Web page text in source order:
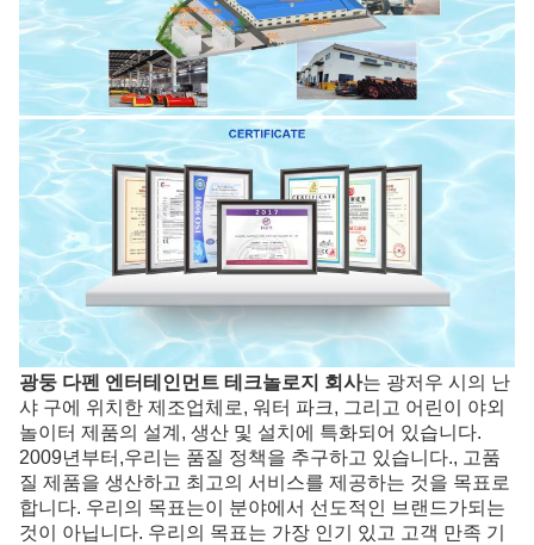
광둥 다펜 엔터테인먼트 테크놀로지 회사는 광저우 시의 난
샤 구에 위치한 제조업체로, 워터 파크, 그리고 어린이 야외
놀이터 제품의 설계, 생산 및 설치에 특화되어 있습니다.
2009년부터,우리는 품질 정책을 추구하고 있습니다., 고품
질 제품을 생산하고 최고의 서비스를 제공하는 것을 목표로
합니다. 우리의 목표는이 분야에서 선도적인 브랜드가되는
것이 아닙니다. 우리의 목표는 가장 인기 있고 고객 만족 기